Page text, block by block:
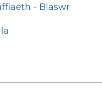
- Blaswr